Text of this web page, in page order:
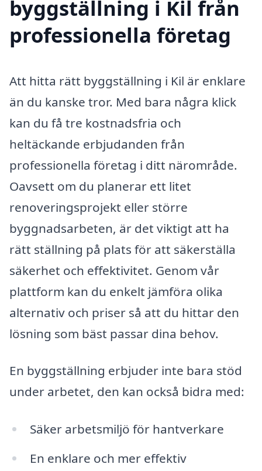
byggställning i Kil från
professionella företag
Att hitta rätt byggställning i Kil är enklare
än du kanske tror. Med bara några klick
kan du få tre kostnadsfria och
heltäckande erbjudanden från
professionella företag i ditt närområde.
Oavsett om du planerar ett litet
renoveringsprojekt eller större
byggnadsarbeten, är det viktigt att ha
rätt ställning på plats för att säkerställa
säkerhet och effektivitet. Genom vår
plattform kan du enkelt jämföra olika
alternativ och priser så att du hittar den
lösning som bäst passar dina behov.
En byggställning erbjuder inte bara stöd
under arbetet, den kan också bidra med:
Säker arbetsmiljö för hantverkare
En enklare och mer effektiv